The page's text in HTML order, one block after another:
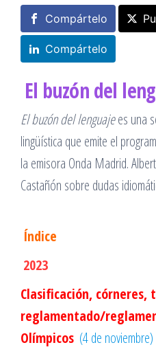
Compártelo
Compártelo
El buzón del
El buzón del lenguajees una
lingüística que emite el
la emisora Onda Madrid.
Castañón sobre dudas
Índice
2023
Clasificación, córneres,
reglamentado/
Olímpicos (4 de noviembre)